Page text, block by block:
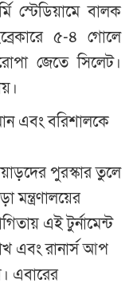
স্টেডিয়ামে বালক
৫-৪ গোলে
জেতে সিলেট।
এবং বরিশালকে
পুরস্কার তুলে
মন্ত্রণালয়ের
এই টুর্নামেন্ট
এবং রানার্স আপ
এবারের